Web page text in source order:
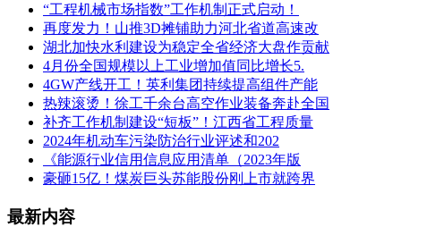
“工程机械市场指数”工作机制正式启动！
再度发力！山推3D摊铺助力河北省道高速改
湖北加快水利建设为稳定全省经济大盘作贡献
4月份全国规模以上工业增加值同比增长5.
4GW产线开工！英利集团持续提高组件产能
热辣滚烫！徐工千余台高空作业装备奔赴全国
补齐工作机制建设“短板”！江西省工程质量
2024年机动车污染防治行业评述和202
《能源行业信用信息应用清单（2023年版
豪砸15亿！煤炭巨头苏能股份刚上市就跨界
最新内容